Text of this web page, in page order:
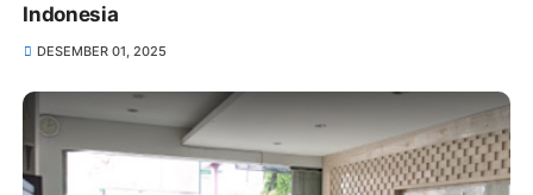
Indonesia
DESEMBER 01, 2025